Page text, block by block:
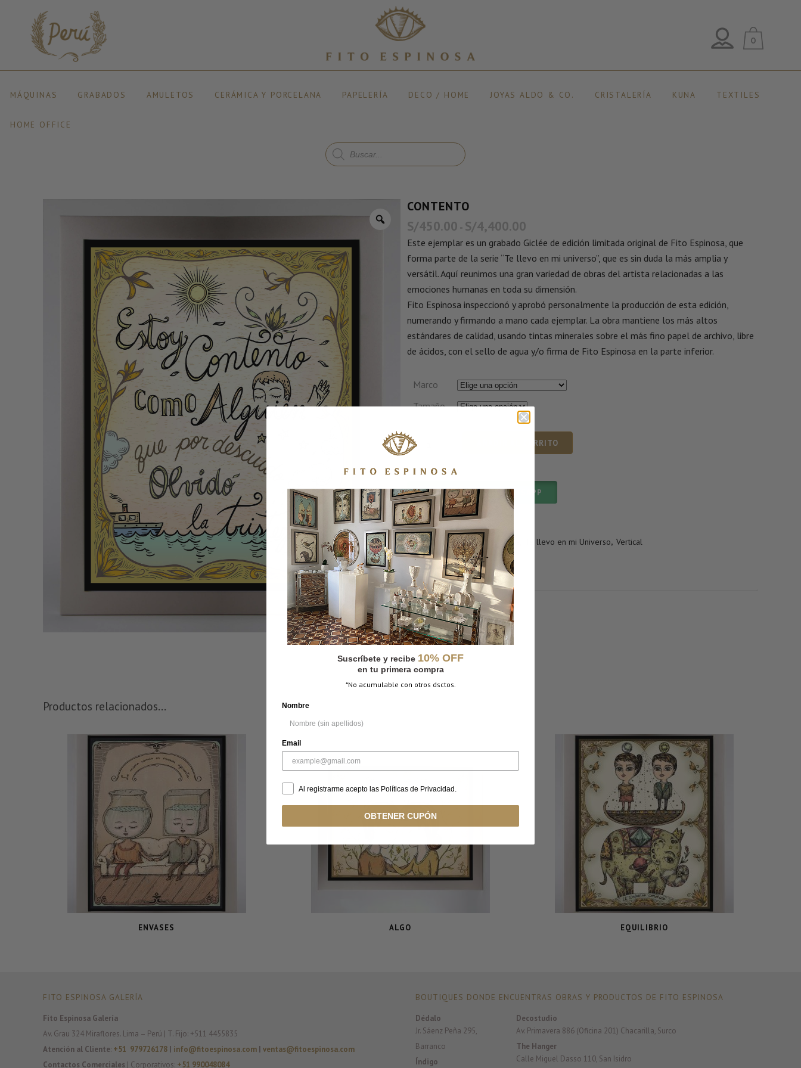
0
MÁQUINAS GRABADOS AMULETOS CERÁMICA Y PORCELANA PAPELERÍA DECO / HOME JOYAS ALDO & CO. CRISTALERÍA KUNA TEXTILES
HOME OFFICE
CONTENTO
S/450.00 - S/4,400.00
Este ejemplar es un grabado Giclée de edición limitada original de Fito Espinosa, que
forma parte de la serie “Te llevo en mi universo”, que es sin duda la más amplia y
versátil. Aquí reunimos una gran variedad de obras del artista relacionadas a las
emociones humanas en toda su dimensión.
Fito Espinosa inspeccionó y aprobó personalmente la producción de esta edición,
numerando y firmando a mano cada ejemplar. La obra mantiene los más altos
estándares de calidad, usando tintas minerales sobre el más fino papel de archivo, libre
de ácidos, con el sello de agua y/o firma de Fito Espinosa en la parte inferior.
Marco
Tamaño
AÑADIR AL CARRITO
CONSULTA POR WHATSAPP
SKU:CONTENTO
CATEGORÍAS:Grabados Niños Te llevo en mi Universo, Vertical
MÁS INFORMACIÓN
PESO
N/D
DIMENSIONES
N/D
Productos relacionados...
ENVASES ALGO EQUILIBRIO
FITO ESPINOSA GALERÍA
Fito Espinosa Galería
Av. Grau 324 Miraflores. Lima – Perú | T. Fijo: +511 4455835
Atención al Cliente: +51 979726178 | info@fitoespinosa.com | ventas@fitoespinosa.com
Contactos Comerciales | Corporativos: +51 990048084
BOUTIQUES DONDE ENCUENTRAS OBRAS Y PRODUCTOS DE FITO ESPINOSA
Dédalo
Jr. Sáenz Peña 295,
Barranco
Índigo
Decostudio
Av. Primavera 886 (Oficina 201) Chacarilla, Surco
The Hanger
Calle Miguel Dasso 110, San Isidro
Suscríbete y recibe 10% OFF
en tu primera compra
*No acumulable con otros dsctos.
Nombre
Email
Al registrarme acepto las Políticas de Privacidad.
OBTENER CUPÓN